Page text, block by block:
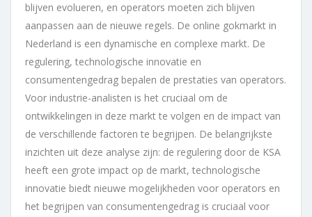
blijven evolueren, en operators moeten zich blijven
aanpassen aan de nieuwe regels. De online gokmarkt in
Nederland is een dynamische en complexe markt. De
regulering, technologische innovatie en
consumentengedrag bepalen de prestaties van operators.
Voor industrie-analisten is het cruciaal om de
ontwikkelingen in deze markt te volgen en de impact van
de verschillende factoren te begrijpen. De belangrijkste
inzichten uit deze analyse zijn: de regulering door de KSA
heeft een grote impact op de markt, technologische
innovatie biedt nieuwe mogelijkheden voor operators en
het begrijpen van consumentengedrag is cruciaal voor